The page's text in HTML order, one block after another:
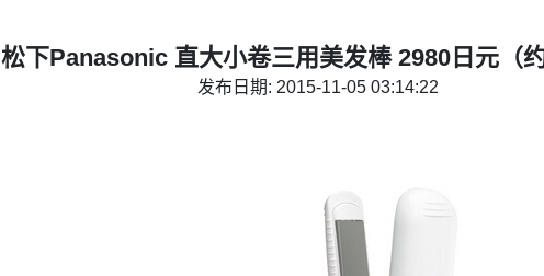
松下Panasonic 直大小卷三用美发棒 2980日元（约
发布日期: 2015-11-05 03:14:22